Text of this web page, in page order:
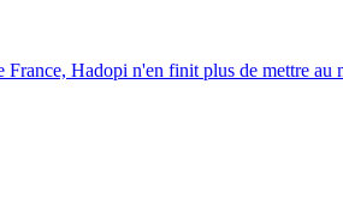
Hadopi n'en finit plus de mettre au